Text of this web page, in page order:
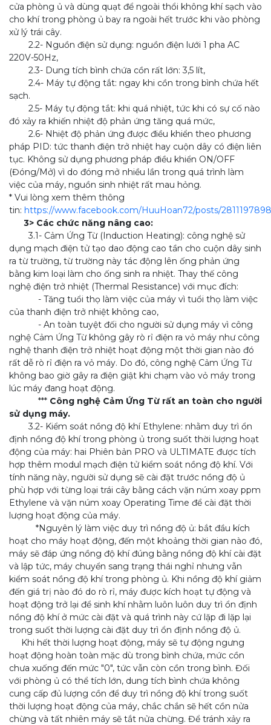
cửa phòng ủ và dùng quạt để ngoài thổi không khí sạch vào
cho khí trong phòng ủ bay ra ngoài hết trước khi vào phòng
xử lý trái cây.
2.2- Nguồn điện sử dụng: nguồn điện lưới 1 pha AC
220V-50Hz,
2.3- Dung tích bình chứa cồn rất lớn: 3,5 lít,
2.4- Máy tự động tắt: ngay khi cồn trong bình chứa hết
sạch.
2.5- Máy tự động tắt: khi quá nhiệt, tức khi có sự cố nào
đó xảy ra khiến nhiệt độ phản ứng tăng quá mức,
2.6- Nhiệt độ phản ứng được điều khiển theo phương
pháp PID: tức thanh điện trở nhiệt hay cuộn dây có điện liên
tục. Không sử dụng phương pháp điều khiển ON/OFF
(Đóng/Mở) vì do đóng mở nhiều lần trong quá trình làm
việc của máy, nguồn sinh nhiệt rất mau hỏng.
* Vui lòng xem thêm thông
tin: https://www.facebook.com/HuuHoan72/posts/
3> Các chức năng nâng cao:
3.1- Cảm Ứng Từ (Induction Heating): công nghệ sử
dụng mạch điện tử tạo dao động cao tần cho cuộn dây sinh
ra từ trường, từ trường này tác động lên ống phản ứng
bằng kim loại làm cho ống sinh ra nhiệt. Thay thế công
nghệ điện trở nhiệt (Thermal Resistance) với mục đích:
- Tăng tuổi thọ làm việc của máy vì tuổi thọ làm việc
của thanh điện trở nhiệt không cao,
- An toàn tuyệt đối cho người sử dụng máy vì công
nghệ Cảm Ứng Từ không gây rò rỉ điện ra vỏ máy như công
nghệ thanh điện trở nhiệt hoạt động một thời gian nào đó
rất dễ rò rỉ điện ra vỏ máy. Do đó, công nghệ Cảm Ứng Từ
không bao giờ gây ra điện giật khi chạm vào vỏ máy trong
lúc máy đang hoạt động.
*** Công nghệ Cảm Ứng Từ rất an toàn cho người
sử dụng máy.
3.2- Kiểm soát nồng độ khí Ethylene: nhằm duy trì ổn
định nồng độ khí trong phòng ủ trong suốt thời lượng hoạt
động của máy: hai Phiên bản PRO và ULTIMATE được tích
hợp thêm modul mạch điện tử kiểm soát nồng độ khí. Với
tính năng này, người sử dụng sẽ cài đặt trước nồng độ ủ
phù hợp với từng loại trái cây bằng cách vặn núm xoay ppm
Ethylene và vặn núm xoay Operating Time để cài đặt thời
lượng hoạt động của máy.
*Nguyên lý làm việc duy trì nồng độ ủ: bắt đầu kích
hoạt cho máy hoạt động, đến một khoảng thời gian nào đó,
máy sẽ đáp ứng nồng độ khí đúng bằng nồng độ khí cài đặt
và lập tức, máy chuyển sang trạng thái nghỉ nhưng vẫn
kiểm soát nồng độ khí trong phòng ủ. Khi nồng độ khí giảm
đến giá trị nào đó do rò rỉ, máy được kích hoạt tự động và
hoạt động trở lại để sinh khí nhằm luôn luôn duy trì ổn định
nồng độ khí ở mức cài đặt và quá trình này cứ lặp đi lặp lại
trong suốt thời lượng cài đặt duy trì ổn định nồng độ ủ.
Khi hết thời lượng hoạt động, máy sẽ tự động ngưng
hoạt động hoàn toàn mặc dù trong bình chứa, mức cồn
chưa xuống đến mức "0", tức vẫn còn cồn trong bình. Đối
với phòng ủ có thể tích lớn, dung tích bình chứa không
cung cấp đủ lượng cồn để duy trì nồng độ khí trong suốt
thời lượng hoạt động của máy, chắc chắn sẽ hết cồn nửa
chừng và tất nhiên máy sẽ tắt nửa chừng. Để tránh xảy ra